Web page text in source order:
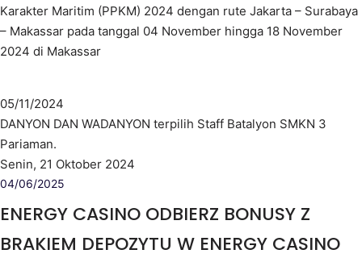
Karakter Maritim (PPKM) 2024 dengan rute Jakarta – Surabaya
– Makassar pada tanggal 04 November hingga 18 November
2024 di Makassar
05/11/2024
DANYON DAN WADANYON terpilih Staff Batalyon SMKN 3
Pariaman.
Senin, 21 Oktober 2024
04/06/2025
ENERGY CASINO ODBIERZ BONUSY Z
BRAKIEM DEPOZYTU W ENERGY CASINO